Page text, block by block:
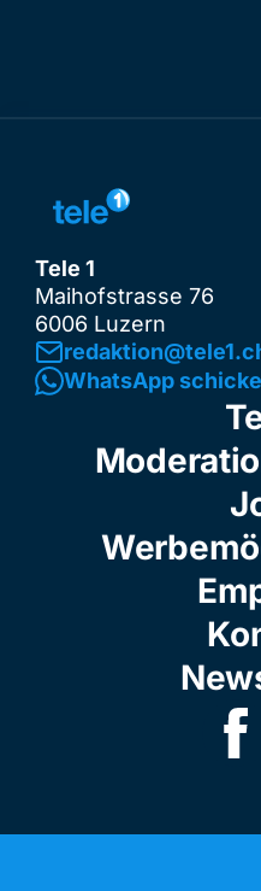
Tele 1
Maihofstrasse 76
6006 Luzern
WhatsApp